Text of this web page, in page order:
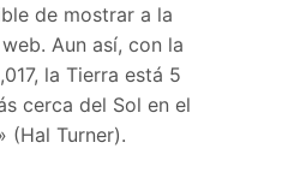
de mostrar a la
Aun así, con la
la Tierra está 5
cerca del Sol en el
(Hal Turner).